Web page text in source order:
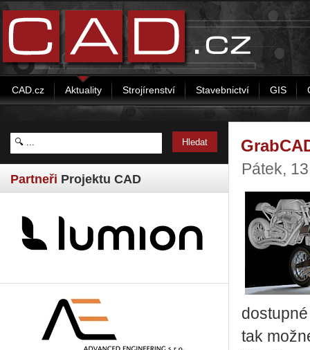
CAD.cz Aktuality Strojírenství Stavebnictví GIS
Partneři Projektu CAD
Pátek,
tak